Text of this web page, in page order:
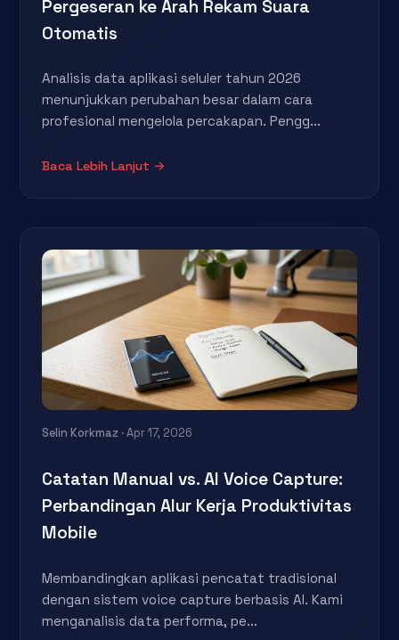
Pergeseran ke Arah Rekam Suara
Otomatis
Analisis data aplikasi seluler tahun 2026
menunjukkan perubahan besar dalam cara
profesional mengelola percakapan. Pengg...
Baca Lebih Lanjut →
Selin Korkmaz · Apr 17, 2026
Catatan Manual vs. AI Voice Capture:
Perbandingan Alur Kerja Produktivitas
Mobile
Membandingkan aplikasi pencatat tradisional
dengan sistem voice capture berbasis AI. Kami
menganalisis data performa, pe...